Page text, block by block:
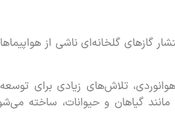
گلخانه‌ای ناشی از
تلاش‌های زیادی برای
گیاهان و حیوانات، ساخته